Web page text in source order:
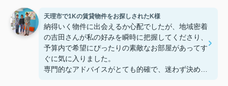
り、感謝しています。安達さん、ありがとうござい
ました！
天理市で1Kの賃貸物件をお探しされたK様
納得いく物件に出会えるか心配でしたが、地域密着
の吉田さんが私の好みを瞬時に把握してくださり、
予算内で希望にぴったりの素敵なお部屋があってす
ぐに気に入りました。
専門的なアドバイスがとても的確で、迷わず決める